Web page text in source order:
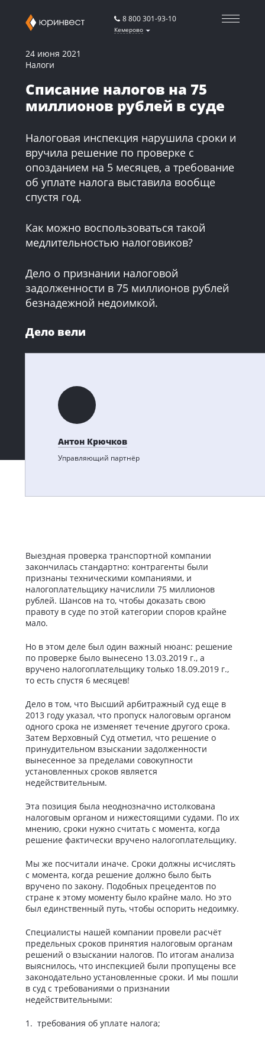
8 800 301-93-10
Кемерово
24 июня 2021
Налоги
Списание налогов на 75
миллионов рублей в суде
Налоговая инспекция нарушила сроки и
вручила решение по проверке с
опозданием на 5 месяцев, а требование
об уплате налога выставила вообще
спустя год.
Как можно воспользоваться такой
медлительностью налоговиков?
Дело о признании налоговой
задолженности в 75 миллионов рублей
безнадежной недоимкой.
Дело вели
Антон Крючков
Управляющий партнёр
Выездная проверка транспортной компании
закончилась стандартно: контрагенты были
признаны техническими компаниями, и
налогоплательщику начислили 75 миллионов
рублей. Шансов на то, чтобы доказать свою
правоту в суде по этой категории споров крайне
мало.
Но в этом деле был один важный нюанс: решение
по проверке было вынесено 13.03.2019 г., а
вручено налогоплательщику только 18.09.2019 г.,
то есть спустя 6 месяцев!
Дело в том, что Высший арбитражный суд еще в
2013 году указал, что пропуск налоговым органом
одного срока не изменяет течение другого срока.
Затем Верховный Суд отметил, что решение о
принудительном взыскании задолженности
вынесенное за пределами совокупности
установленных сроков является
недействительным.
Эта позиция была неоднозначно истолкована
налоговым органом и нижестоящими судами. По их
мнению, сроки нужно считать с момента, когда
решение фактически вручено налогоплательщику.
Мы же посчитали иначе. Сроки должны исчислять
с момента, когда решение должно было быть
вручено по закону. Подобных прецедентов по
стране к этому моменту было крайне мало. Но это
был единственный путь, чтобы оспорить недоимку.
Специалисты нашей компании провели расчёт
предельных сроков принятия налоговым органам
решений о взыскании налогов. По итогам анализа
выяснилось, что инспекцией были пропущены все
законодательно установленные сроки. И мы пошли
в суд с требованиями о признании
недействительными:
1. требования об уплате налога;